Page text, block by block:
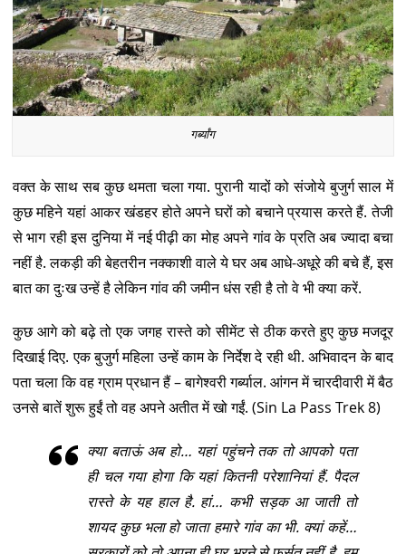
गर्ब्यांग
वक्त के साथ सब कुछ थमता चला गया. पुरानी यादों को संजोये बुजुर्ग साल में
कुछ महिने यहां आकर खंडहर होते अपने घरों को बचाने प्रयास करते हैं. तेजी
से भाग रही इस दुनिया में नई पीढ़ी का मोह अपने गांव के प्रति अब ज्यादा बचा
नहीं है. लकड़ी की बेहतरीन नक्काशी वाले ये घर अब आधे-अधूरे की बचे हैं, इस
बात का दुःख उन्हें है लेकिन गांव की जमीन धंस रही है तो वे भी क्या करें.
कुछ आगे को बढ़े तो एक जगह रास्ते को सीमेंट से ठीक करते हुए कुछ मजदूर
दिखाई दिए. एक बुजुर्ग महिला उन्हें काम के निर्देश दे रही थी. अभिवादन के बाद
पता चला कि वह ग्राम प्रधान हैं – बागेश्वरी गर्ब्याल. आंगन में चारदीवारी में बैठ
उनसे बातें शुरू हुईं तो वह अपने अतीत में खो गईं. (Sin La Pass Trek 8)
क्या बताऊं अब हो… यहां पहुंचने तक तो आपको पता
ही चल गया होगा कि यहां कितनी परेशानियां हैं. पैदल
रास्ते के यह हाल है. हां… कभी सड़क आ जाती तो
शायद कुछ भला हो जाता हमारे गांव का भी. क्यां कहें…